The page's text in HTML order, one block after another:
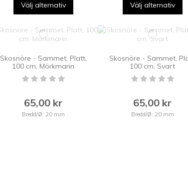
Välj alternativ Välj alternativ
Skosnöre - Sammet, Platt,
100 cm, Mörkmarin
65,00 kr
Bredd/Ø: 20 mm
Skosnöre - Sammet,
100 cm, Svart
65,00 kr
Bredd/Ø: 20 mm